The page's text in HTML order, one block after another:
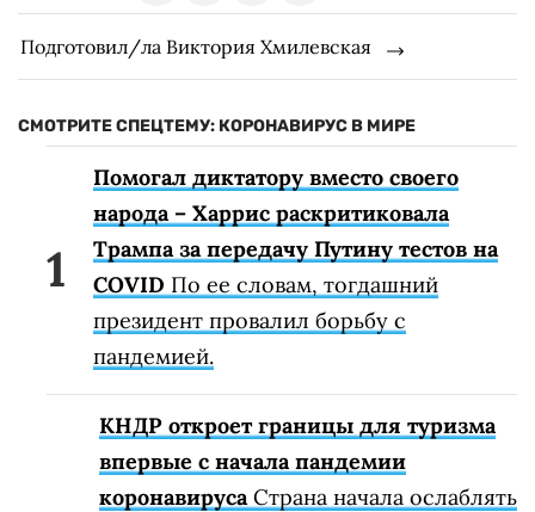
Подготовил/ла Виктория Хмилевская
СМОТРИТЕ СПЕЦТЕМУ: КОРОНАВИРУС В МИРЕ
Помогал диктатору вместо своего
народа – Харрис раскритиковала
Трампа за передачу Путину тестов на
COVID По ее словам, тогдашний
президент провалил борьбу с
пандемией.
КНДР откроет границы для туризма
впервые с начала пандемии
коронавирусаСтрана начала ослаблять